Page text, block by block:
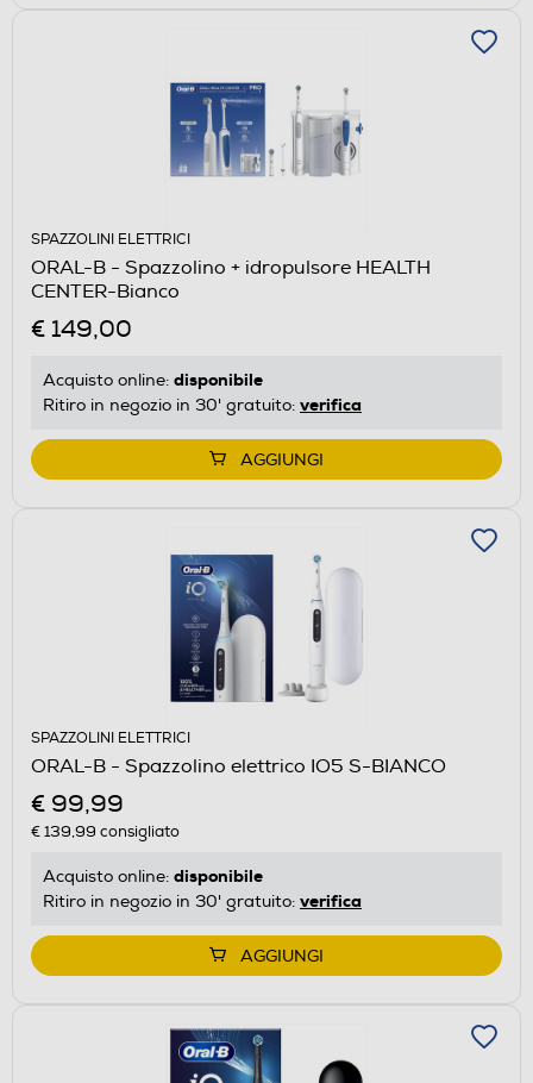
SPAZZOLINI ELETTRICI
ORAL-B - Spazzolino + idropulsore HEALTH
CENTER-Bianco
€ 149,00
Acquisto online: disponibile
Ritiro in negozio in 30' gratuito: verifica
AGGIUNGI
SPAZZOLINI ELETTRICI
ORAL-B - Spazzolino elettrico IO5 S-BIANCO
€ 99,99
€ 139,99 consigliato
Acquisto online: disponibile
Ritiro in negozio in 30' gratuito: verifica
AGGIUNGI